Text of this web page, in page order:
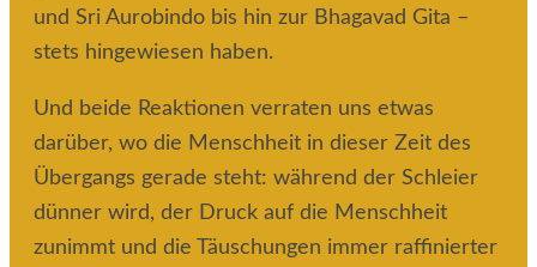
und Sri Aurobindo bis hin zur Bhagavad Gita –
stets hingewiesen haben.
Und beide Reaktionen verraten uns etwas
darüber, wo die Menschheit in dieser Zeit des
Übergangs gerade steht: während der Schleier
dünner wird, der Druck auf die Menschheit
zunimmt und die Täuschungen immer raffinierter